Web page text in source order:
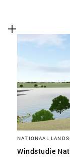
NATIONAAL
Windstudie